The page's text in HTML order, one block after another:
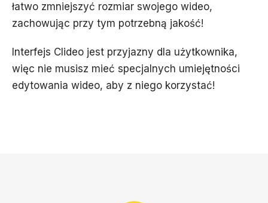
łatwo zmniejszyć rozmiar swojego wideo,
zachowując przy tym potrzebną jakość!
Interfejs Clideo jest przyjazny dla użytkownika,
więc nie musisz mieć specjalnych umiejętności
edytowania wideo, aby z niego korzystać!